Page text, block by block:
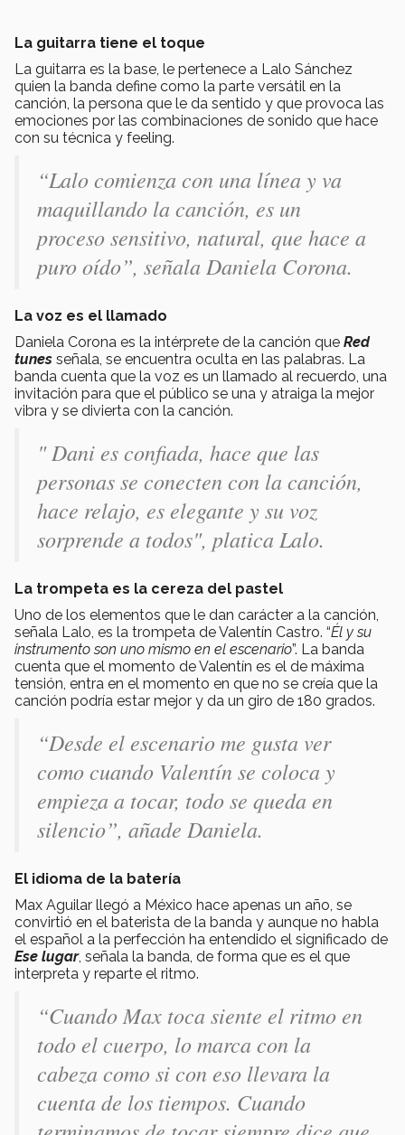
La guitarra tiene el toque
La guitarra es la base, le pertenece a Lalo Sánchez
quien la banda define como la parte versátil en la
canción, la persona que le da sentido y que provoca las
emociones por las combinaciones de sonido que hace
con su técnica y feeling.
“Lalo comienza con una línea y va
maquillando la canción, es un
proceso sensitivo, natural, que hace a
puro oído”, señala Daniela Corona.
La voz es el llamado
Daniela Corona es la intérprete de la canción que Red
tunes señala, se encuentra oculta en las palabras. La
banda cuenta que la voz es un llamado al recuerdo, una
invitación para que el público se una y atraiga la mejor
vibra y se divierta con la canción.
" Dani es confiada, hace que las
personas se conecten con la canción,
hace relajo, es elegante y su voz
sorprende a todos", platica Lalo.
La trompeta es la cereza del pastel
Uno de los elementos que le dan carácter a la canción,
señala Lalo, es la trompeta de Valentín Castro. “Él y su
instrumento son uno mismo en el escenario”. La banda
cuenta que el momento de Valentín es el de máxima
tensión, entra en el momento en que no se creía que la
canción podría estar mejor y da un giro de 180 grados.
“Desde el escenario me gusta ver
como cuando Valentín se coloca y
empieza a tocar, todo se queda en
silencio”, añade Daniela.
El idioma de la batería
Max Aguilar llegó a México hace apenas un año, se
convirtió en el baterista de la banda y aunque no habla
el español a la perfección ha entendido el significado de
Ese lugar, señala la banda, de forma que es el que
interpreta y reparte el ritmo.
“Cuando Max toca siente el ritmo en
todo el cuerpo, lo marca con la
cabeza como si con eso llevara la
cuenta de los tiempos. Cuando